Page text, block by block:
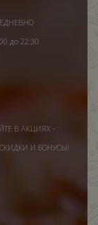
до 22:30
В АКЦИЯХ -
И БОНУСЫ!